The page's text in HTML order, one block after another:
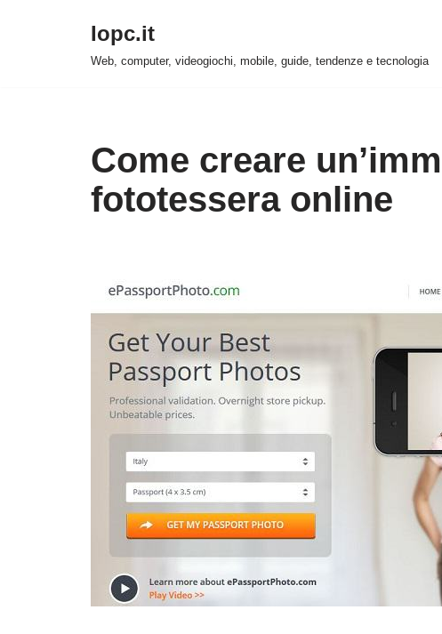
Iopc.it
Web, computer, videogiochi, mobile, guide, tendenze e tecnologia
Come creare
fototessera online